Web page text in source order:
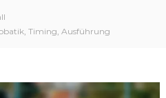
Timing, Ausführung